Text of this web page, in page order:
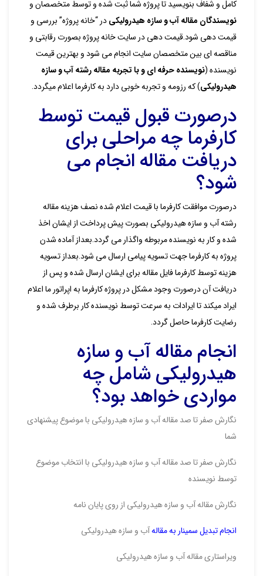
کامل و شفاف بنویسید تا پروژه شما ثبت شده و توسط متخصصان و
نویسندگان مقاله آب و سازه هیدرولیکی در “خانه پروژه” بررسی و
قیمت دهی شود.قیمت دهی در سایت خانه پروژه بصورت رقابتی و
مناقصه ای بین متخصصان سایت انجام می شود و بهترین قیمت
نویسنده (نویسنده حرفه ای و با تجربه مقاله رشته آب و سازه
هیدرولیکی) که رزومه و تجربه خوبی دارد به کارفرما اعلام میگردد.
درصورت قبول قیمت توسط
کارفرما چه مراحلی برای
دریافت مقاله انجام می
شود؟
درصورت موافقت کارفرما با قیمت اعلام شده نصف هزینه مقاله
رشته آب و سازه هیدرولیکی بصورت پیش پرداخت از ایشان اخذ
شده و کار به نویسنده مربوطه واگذار می گردد.بعداز آماده شدن
پروژه به کارفرما جهت تسویه پیامی ارسال می شود.بعداز تسویه
هزینه توسط کارفرما فایل مقاله برای ایشان ارسال شده و پس از
دریافت آن درصورت وجود مشکل در پروژه کارفرما به اپراتور ما اعلام
ایراد میکند تا ایرادات به سرعت توسط نویسنده کار برطرف شده و
رضایت کارفرما حاصل گردد.
انجام مقاله آب و سازه
هیدرولیکی شامل چه
مواردی خواهد بود؟
نگارش صفر تا صد مقاله آب و سازه هیدرولیکی با موضوع پیشنهادی
شما
نگارش صفر تا صد مقاله آب و سازه هیدرولیکی با انتخاب موضوع
توسط نویسنده
نگارش مقاله آب و سازه هیدرولیکی از روی پایان نامه
انجام تبدیل سمینار به مقالهآب و سازه هیدرولیکی
ویراستاری مقاله آب و سازه هیدرولیکی